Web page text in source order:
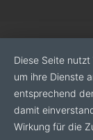
Diese Seite
um ihre Dienste
entsprechend
damit
Wirkung für die